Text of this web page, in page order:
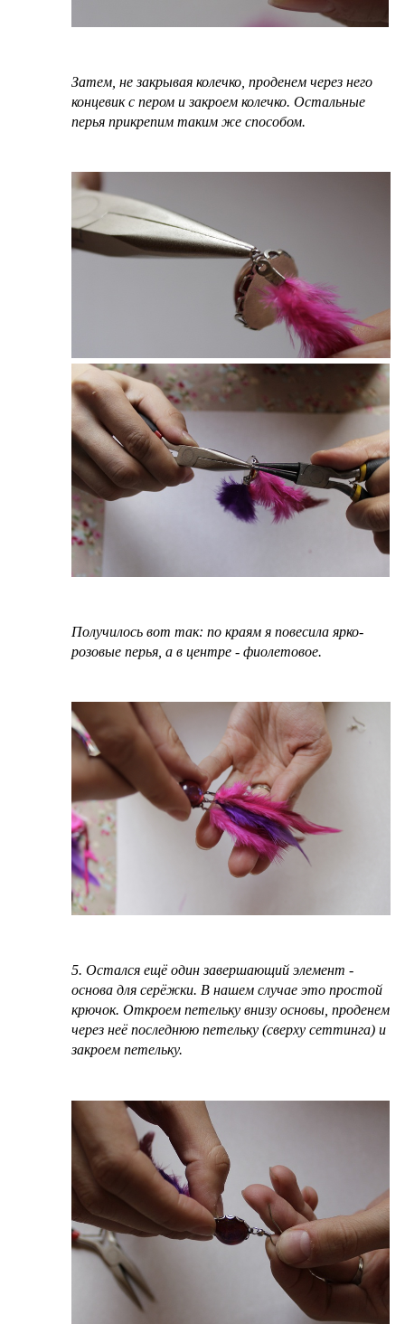
Затем, не закрывая колечко, проденем через него
концевик с пером и закроем колечко. Остальные
перья прикрепим таким же способом.
Получилось вот так: по краям я повесила ярко-
розовые перья, а в центре - фиолетовое.
5. Остался ещё один завершающий элемент -
основа для серёжки. В нашем случае это простой
крючок. Откроем петельку внизу основы, проденем
через неё последнюю петельку (сверху сеттинга) и
закроем петельку.